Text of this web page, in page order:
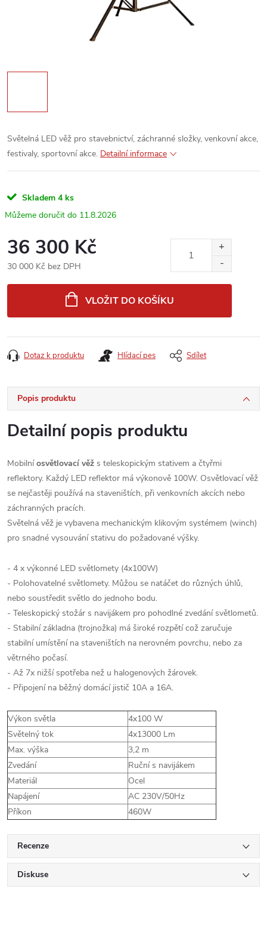
Světelná LED věž pro stavebnictví, záchranné složky, venkovní akce,
festivaly, sportovní akce. Detailní informace
Skladem 4 ks
11.8.2026
36 300 Kč
30 000 Kč bez DPH
VLOŽIT DO KOŠÍKU
Dotaz k produktu Hlídací pes Sdílet
Popis produktu
Detailní popis produktu
Mobilníosvětlovací věž s teleskopickým stativem a čtyřmi
reflektory. Každý LED reflektor má výkonově 100W. Osvětlovací věž
se nejčastěji používá na staveništích, při venkovních akcích nebo
záchranných pracích.
Světelná věž je vybavena mechanickým klikovým systémem (winch)
pro snadné vysouvání stativu do požadované výšky.
- 4 x výkonné LED světlomety (4x100W)
- Polohovatelné světlomety. Můžou se natáčet do různých úhlů,
nebo soustředit světlo do jednoho bodu.
- Teleskopický stožár s navijákem pro pohodlné zvedání světlometů.
- Stabilní základna (trojnožka) má široké rozpětí což zaručuje
stabilní umístění na staveništích na nerovném povrchu, nebo za
větrného počasí.
- Až 7x nižší spotřeba než u halogenových žárovek.
- Připojení na běžný domácí jistič 10A a 16A.
Výkon světla
4x100 W
Světelný tok
4x13000 Lm
Max. výška
3,2 m
Zvedání
Ruční s navijákem
Materiál
Ocel
Napájení
AC 230V/50Hz
Příkon
460W
Recenze
Diskuse